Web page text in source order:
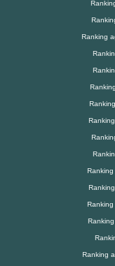
Ranking
Ranking
Ranking
Ranking
Ranking